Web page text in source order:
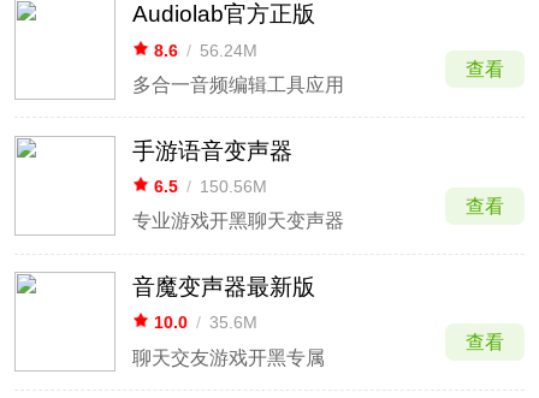
Audiolab官方正版
8.6 / 56.24M
多合一音频编辑工具应用
查看
手游语音变声器
6.5 / 150.56M
专业游戏开黑聊天变声器
查看
音魔变声器最新版
10.0 / 35.6M
聊天交友游戏开黑专属
查看